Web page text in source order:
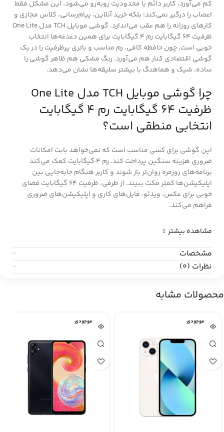
کم می‌آورد، کاربر دائم با محدودیت روبه‌رو می‌شود. این مشکل فقط
اعصاب را درگیر نمی‌کند؛ بلکه خرید آنلاین، پیام‌رسانی، کلاس مجازی و
کارهای روزانه را هم عقب می‌اندازد. گوشی موبایل TCH مدل One Lite
ظرفیت 64 گیگابایت رم 4 گیگابایت برای همین دغدغه‌ها انتخاب
خوبی است، چون حافظه کافی، رم مناسب و باتری پرظرفیت را در یک
گوشی اقتصادی کنار هم می‌آورد. رنگ مشکی هم ظاهر گوشی را
ساده، شیک و هماهنگ با بیشتر سلیقه‌ها نشان می‌دهد.
چرا گوشی موبایل TCH مدل One Lite
ظرفیت 64 گیگابایت رم 4 گیگابایت
انتخابی منطقی است؟
این گوشی برای کسی مناسب است که نمی‌خواهد بابت امکانات
ضروری هزینه سنگین پرداخت کند. رم 4 گیگابایت کمک می‌کند
برنامه‌های روزمره روان‌تر باز شوند و کاربر هنگام جابه‌جایی بین
اپلیکیشن‌ها کمتر مکث ببیند. از طرفی، ظرفیت 64 گیگابایت فضای
خوبی برای عکس، ویدئو، فایل‌های کاری و اپلیکیشن‌های ضروری
فراهم می‌کند.
مشاهده بیشتر
مشخصات
نظرات (0)
محصولات مشابه
اتمام موجودی اتمام موجودی